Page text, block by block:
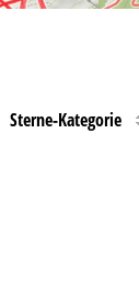
Sterne-Kategorie